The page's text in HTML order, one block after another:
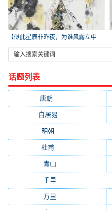
【似此星辰非昨夜，为谁风露立中
宵】
话题列表
唐朝
白居易
明朝
杜甫
青山
千里
万里